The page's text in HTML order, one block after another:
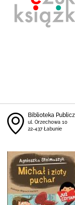
Biblioteka
ul. Orzechowa 10
22-437 Łabunie